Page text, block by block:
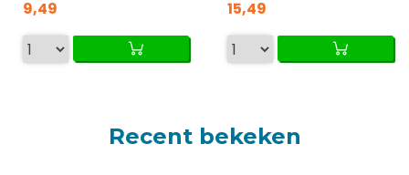
9,49 15,49
Recent bekeken